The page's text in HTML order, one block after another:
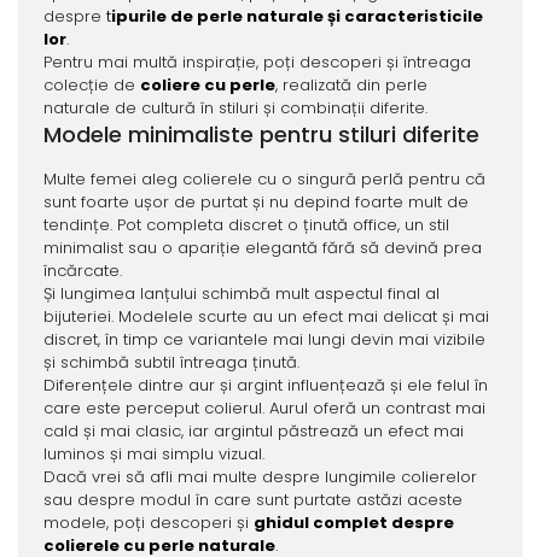
despre tipurile de perle naturale și caracteristicile
lor.
Pentru mai multă inspirație, poți descoperi și întreaga
colecție de coliere cu perle, realizată din perle
naturale de cultură în stiluri și combinații diferite.
Modele minimaliste pentru stiluri diferite
Multe femei aleg colierele cu o singură perlă pentru că
sunt foarte ușor de purtat și nu depind foarte mult de
tendințe. Pot completa discret o ținută office, un stil
minimalist sau o apariție elegantă fără să devină prea
încărcate.
Și lungimea lanțului schimbă mult aspectul final al
bijuteriei. Modelele scurte au un efect mai delicat și mai
discret, în timp ce variantele mai lungi devin mai vizibile
și schimbă subtil întreaga ținută.
Diferențele dintre aur și argint influențează și ele felul în
care este perceput colierul. Aurul oferă un contrast mai
cald și mai clasic, iar argintul păstrează un efect mai
luminos și mai simplu vizual.
Dacă vrei să afli mai multe despre lungimile colierelor
sau despre modul în care sunt purtate astăzi aceste
modele, poți descoperi și ghidul complet despre
colierele cu perle naturale.